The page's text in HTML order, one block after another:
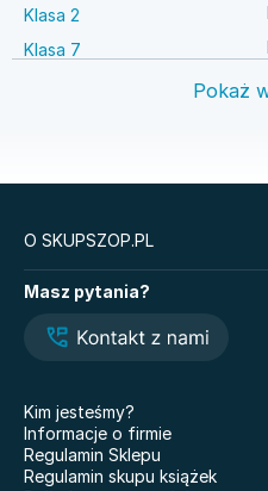
Klasa 2
Klasa 7
Książki
Legendy i Latte
Hazel Wood. Tom 1
Nauczyciele
Nie mówię żegnaj
Pokaż
O SKUPSZOP.PL
Masz pytania?
Kim jesteśmy?
Informacje o firmie
Regulamin Sklepu
Regulamin skupu książek